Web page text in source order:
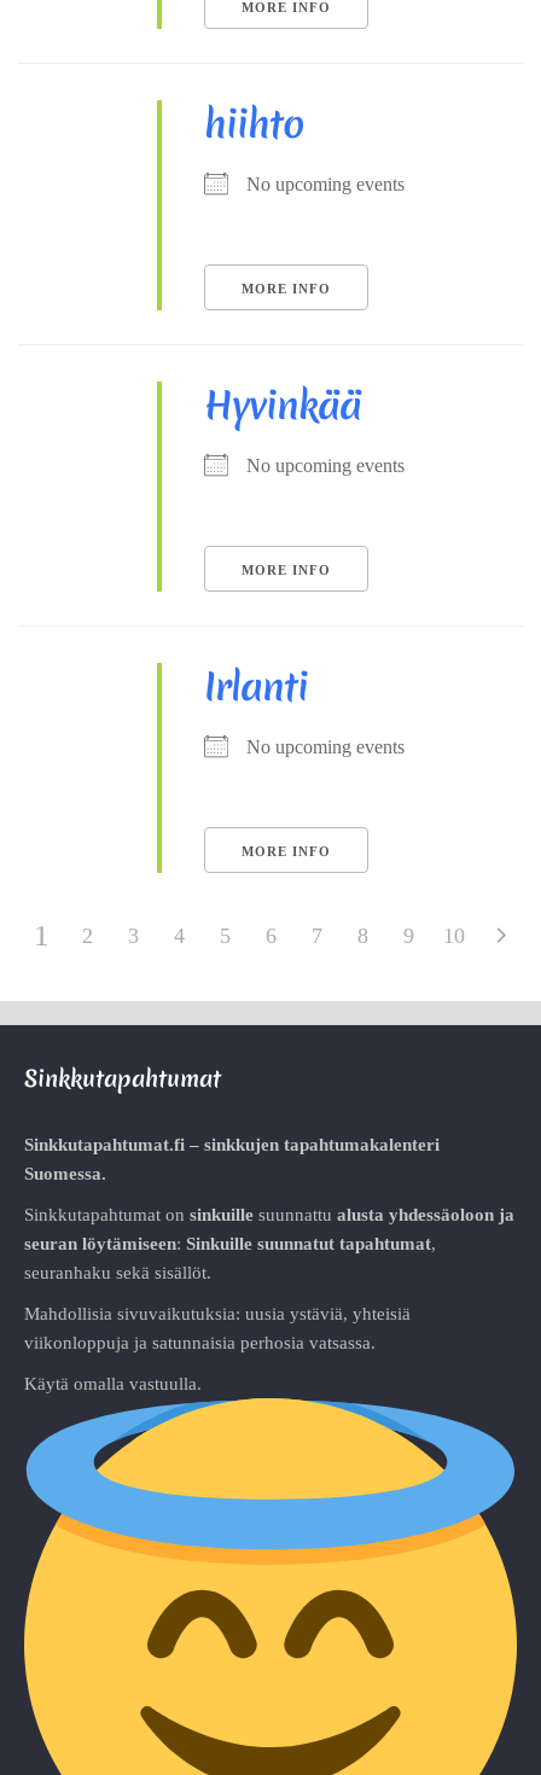
MORE INFO
hiihto
No upcoming events
MORE INFO
Hyvinkää
No upcoming events
MORE INFO
Irlanti
No upcoming events
MORE INFO
1 2 3 4 5 6 7 8 9 10
Sinkkutapahtumat
Sinkkutapahtumat.fi – sinkkujen tapahtumakalenteri
Suomessa.
Sinkkutapahtumat on sinkuille suunnattu alusta yhdessäoloon ja
seuran löytämiseen: Sinkuille suunnatut tapahtumat,
seuranhaku sekä sisällöt.
Mahdollisia sivuvaikutuksia: uusia ystäviä, yhteisiä
viikonloppuja ja satunnaisia perhosia vatsassa.
Käytä omalla vastuulla.